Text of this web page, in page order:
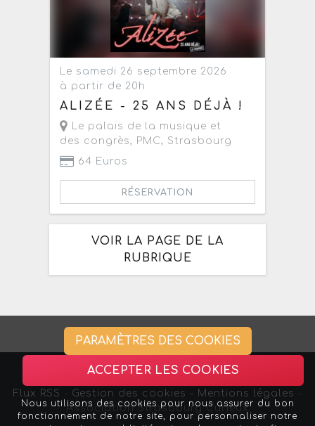
Le samedi 26 septembre 2026
à partir de 20h
ALIZÉE - 25 ANS DÉJÀ !
Le palais de la musique et
des congrès, PMC, Strasbourg
64 Euros
RÉSERVATION
VOIR LA PAGE DE LA
RUBRIQUE
Flux RSS Gestion des cookies - Mentions légales
Association Strasbourg Curieux
PARAMÈTRES DES COOKIES
ACCEPTER LES COOKIES
Nous utilisons des cookies pour nous assurer du bon
fonctionnement de notre site, pour personnaliser notre